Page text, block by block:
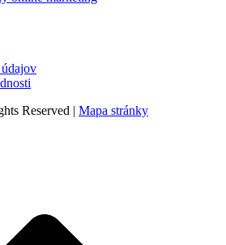
Reserved | Mapa stránky